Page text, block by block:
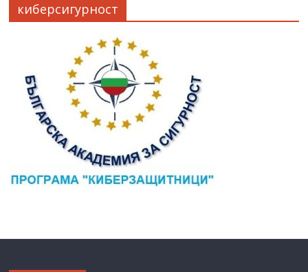
киберсигурност